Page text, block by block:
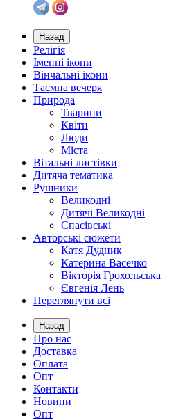
Назад
Релігія
Іменні ікони
Вінчальні ікони
Таємна вечеря
Природа
Тварини
Квіти
Люди
Міста
Вітальні листівки
Дитяча тематика
Рушники
Великодні
Дитячі Великодні
Спасівські
Авторські сюжети
Катя Дудник
Катерина Васечко
Вікторія Грохольська
Євгенія Лень
Переглянути всі
Назад
Про нас
Доставка
Оплата
Опт
Контакти
Новини
Опт